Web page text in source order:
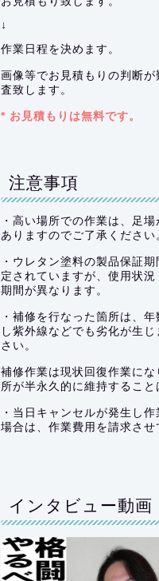
↓
作業日程を決めます。
画像等でお見積もりの判断が
査致します。
* お見積もりは無料です。
注意事項
・高い場所での作業は、足
ありますのでご了承ください
・ウレタン塗料の製品保証
定されていますが、使用状
期間が異なります。
・補修を行なった箇所は、
し紫外線などでも劣化が生
さい。
補修作業は現状回復作業に
所が半永久的に維持すること
・当日キャンセルが発生し
場合は、作業費用を請求させ
インタビュー動画